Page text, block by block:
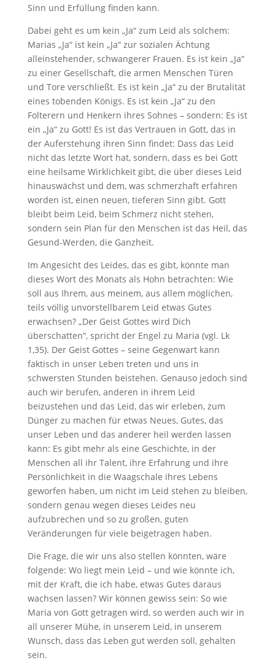
Sinn und Erfüllung finden kann.
Dabei geht es um kein „Ja“ zum Leid als solchem:
Marias „Ja“ ist kein „Ja“ zur sozialen Ächtung
alleinstehender, schwangerer Frauen. Es ist kein „Ja“
zu einer Gesellschaft, die armen Menschen Türen
und Tore verschließt. Es ist kein „Ja“ zu der Brutalität
eines tobenden Königs. Es ist kein „Ja“ zu den
Folterern und Henkern ihres Sohnes – sondern: Es ist
ein „Ja“ zu Gott! Es ist das Vertrauen in Gott, das in
der Auferstehung ihren Sinn findet: Dass das Leid
nicht das letzte Wort hat, sondern, dass es bei Gott
eine heilsame Wirklichkeit gibt, die über dieses Leid
hinauswächst und dem, was schmerzhaft erfahren
worden ist, einen neuen, tieferen Sinn gibt. Gott
bleibt beim Leid, beim Schmerz nicht stehen,
sondern sein Plan für den Menschen ist das Heil, das
Gesund-Werden, die Ganzheit.
Im Angesicht des Leides, das es gibt, könnte man
dieses Wort des Monats als Hohn betrachten: Wie
soll aus Ihrem, aus meinem, aus allem möglichen,
teils völlig unvorstellbarem Leid etwas Gutes
erwachsen? „Der Geist Gottes wird Dich
überschatten“, spricht der Engel zu Maria (vgl. Lk
1,35). Der Geist Gottes – seine Gegenwart kann
faktisch in unser Leben treten und uns in
schwersten Stunden beistehen. Genauso jedoch sind
auch wir berufen, anderen in ihrem Leid
beizustehen und das Leid, das wir erleben, zum
Dünger zu machen für etwas Neues, Gutes, das
unser Leben und das anderer heil werden lassen
kann: Es gibt mehr als eine Geschichte, in der
Menschen all ihr Talent, ihre Erfahrung und ihre
Persönlichkeit in die Waagschale ihres Lebens
geworfen haben, um nicht im Leid stehen zu bleiben,
sondern genau wegen dieses Leides neu
aufzubrechen und so zu großen, guten
Veränderungen für viele beigetragen haben.
Die Frage, die wir uns also stellen könnten, wäre
folgende: Wo liegt mein Leid – und wie könnte ich,
mit der Kraft, die ich habe, etwas Gutes daraus
wachsen lassen? Wir können gewiss sein: So wie
Maria von Gott getragen wird, so werden auch wir in
all unserer Mühe, in unserem Leid, in unserem
Wunsch, dass das Leben gut werden soll, gehalten
sein.